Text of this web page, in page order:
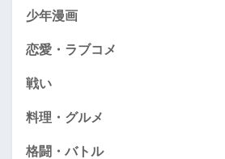
少年漫画
恋愛・ラブコメ
戦い
料理・グルメ
格闘・バトル